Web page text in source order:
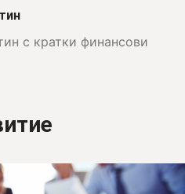
с кратки финансови